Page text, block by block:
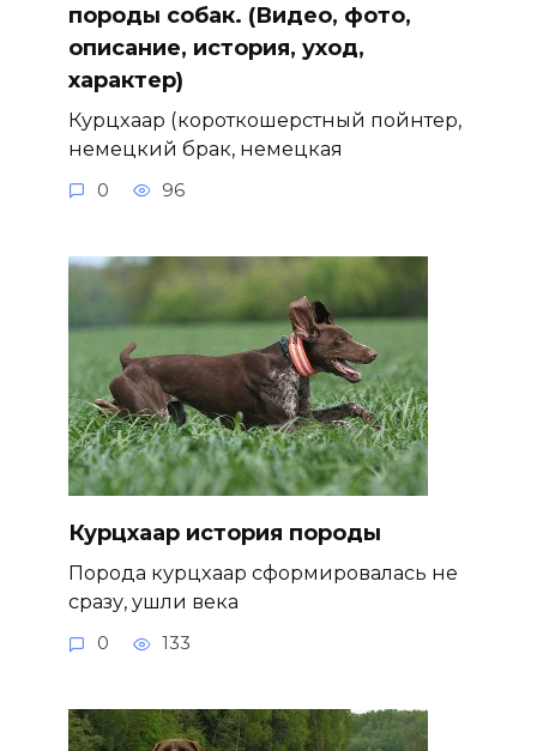
породы собак. (Видео, фото,
описание, история, уход,
характер)
Курцхаар (короткошерстный пойнтер,
немецкий брак, немецкая
0 96
Курцхаар история породы
Порода курцхаар сформировалась не
сразу, ушли века
0 133